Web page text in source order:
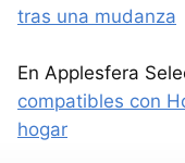
tras una mudanza
En Applesfera
compatibles con
hogar